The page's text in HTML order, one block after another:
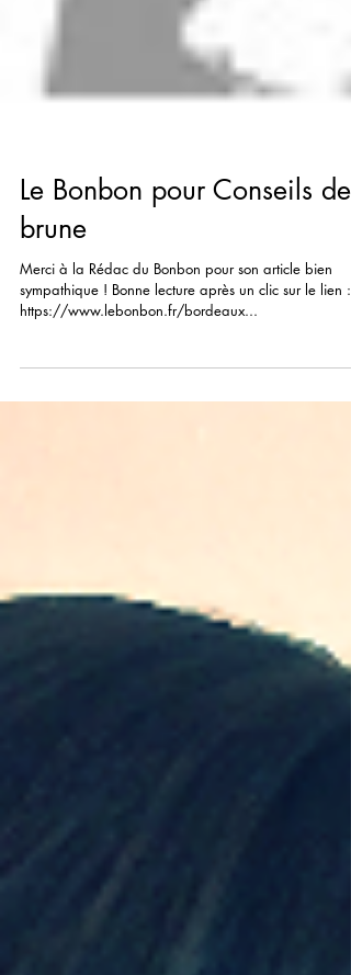
Le Bonbon pour Conseils de
brune
Merci à la Rédac du Bonbon pour son article bien